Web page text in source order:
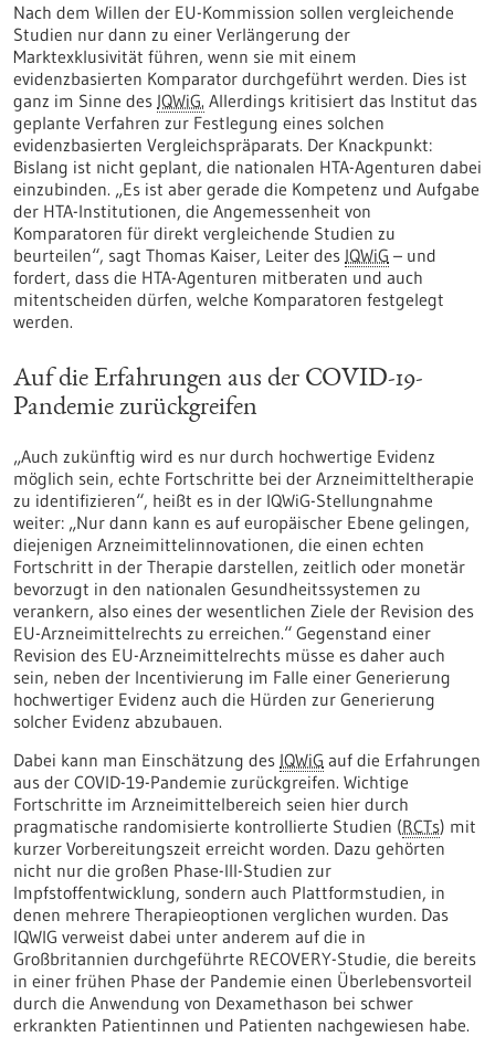
Nach dem Willen der EU-Kommission sollen vergleichende
Studien nur dann zu einer Verlängerung der
Marktexklusivität führen, wenn sie mit einem
evidenzbasierten Komparator durchgeführt werden. Dies ist
ganz im Sinne des IQWiG. Allerdings kritisiert das Institut das
geplante Verfahren zur Festlegung eines solchen
evidenzbasierten Vergleichspräparats. Der Knackpunkt:
Bislang ist nicht geplant, die nationalen HTA-Agenturen dabei
einzubinden. „Es ist aber gerade die Kompetenz und Aufgabe
der HTA-Institutionen, die Angemessenheit von
Komparatoren für direkt vergleichende Studien zu
beurteilen“, sagt Thomas Kaiser, Leiter des IQWiG – und
fordert, dass die HTA-Agenturen mitberaten und auch
mitentscheiden dürfen, welche Komparatoren festgelegt
werden.
Auf die Erfahrungen aus der COVID-19-
Pandemie zurückgreifen
„Auch zukünftig wird es nur durch hochwertige Evidenz
möglich sein, echte Fortschritte bei der Arzneimitteltherapie
zu identifizieren“, heißt es in der IQWiG-Stellungnahme
weiter: „Nur dann kann es auf europäischer Ebene gelingen,
diejenigen Arzneimittelinnovationen, die einen echten
Fortschritt in der Therapie darstellen, zeitlich oder monetär
bevorzugt in den nationalen Gesundheitssystemen zu
verankern, also eines der wesentlichen Ziele der Revision des
EU-Arzneimittelrechts zu erreichen.“ Gegenstand einer
Revision des EU-Arzneimittelrechts müsse es daher auch
sein, neben der Incentivierung im Falle einer Generierung
hochwertiger Evidenz auch die Hürden zur Generierung
solcher Evidenz abzubauen.
Dabei kann man Einschätzung des IQWiG auf die Erfahrungen
aus der COVID-19-Pandemie zurückgreifen. Wichtige
Fortschritte im Arzneimittelbereich seien hier durch
pragmatische randomisierte kontrollierte Studien (RCTs) mit
kurzer Vorbereitungszeit erreicht worden. Dazu gehörten
nicht nur die großen Phase-III-Studien zur
Impfstoffentwicklung, sondern auch Plattformstudien, in
denen mehrere Therapieoptionen verglichen wurden. Das
IQWIG verweist dabei unter anderem auf die in
Großbritannien durchgeführte RECOVERY-Studie, die bereits
in einer frühen Phase der Pandemie einen Überlebensvorteil
durch die Anwendung von Dexamethason bei schwer
erkrankten Patientinnen und Patienten nachgewiesen habe.